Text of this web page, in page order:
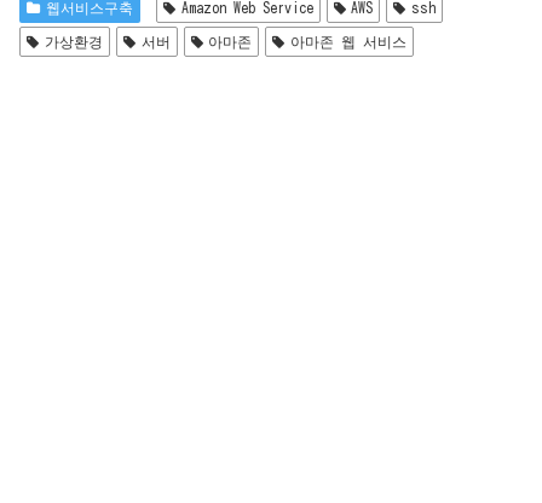
웹서비스구축 Amazon Web Service AWS ssh
가상환경 서버 아마존 아마존 웹 서비스